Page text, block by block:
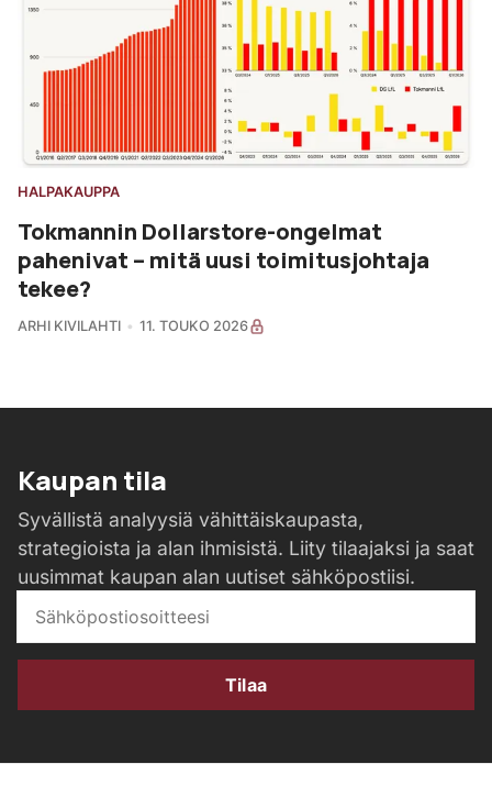
HALPAKAUPPA
Tokmannin Dollarstore-ongelmat
pahenivat – mitä uusi toimitusjohtaja
tekee?
ARHI KIVILAHTI 11. TOUKO 2026
Kaupan tila
Syvällistä analyysiä vähittäiskaupasta,
strategioista ja alan ihmisistä. Liity tilaajaksi ja saat
uusimmat kaupan alan uutiset sähköpostiisi.
Tilaa